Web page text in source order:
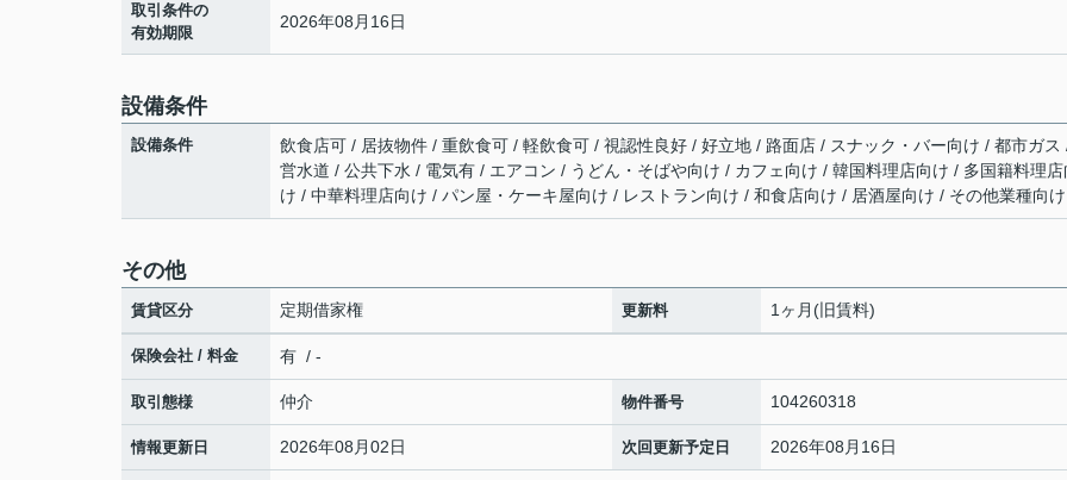
取引条件の
有効期限
2026年08月16日
設備条件
設備条件
飲食店可 / 居抜物件 / 重飲食可 / 軽飲食可 / 視認性良好 / 好立地 / 路面店 / スナック・バー向け / 都市ガス
営水道 / 公共下水 / 電気有 / エアコン / うどん・そばや向け / カフェ向け / 韓国料理店向け / 多国籍料理店
け / 中華料理店向け / パン屋・ケーキ屋向け / レストラン向け / 和食店向け / 居酒屋向け / その他業種向け
その他
賃貸区分 定期借家権 更新料 1ヶ月(旧賃料)
保険会社 / 料金 有 / -
取引態様 仲介 物件番号 104260318
情報更新日 2026年08月02日 次回更新予定日 2026年08月16日